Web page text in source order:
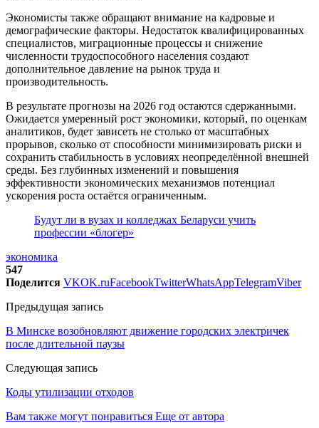
Экономисты также обращают внимание на кадровые и
демографические факторы. Недостаток квалифицированных
специалистов, миграционные процессы и снижение
численности трудоспособного населения создают
дополнительное давление на рынок труда и
производительность.
В результате прогнозы на 2026 год остаются сдержанными.
Ожидается умеренный рост экономики, который, по оценкам
аналитиков, будет зависеть не столько от масштабных
прорывов, сколько от способности минимизировать риски и
сохранить стабильность в условиях неопределённой внешней
среды. Без глубинных изменений и повышения
эффективности экономических механизмов потенциал
ускорения роста остаётся ограниченным.
Будут ли в вузах и колледжах Беларуси учить
профессии «блогер»
экономика
547
Поделится VKOK.ruFacebookTwitterWhatsAppTelegramViber
Предыдущая запись
В Минске возобновляют движение городских электричек
после длительной паузы
Следующая запись
Коды утилизации отходов
Вам также могут понравиться Еще от автора